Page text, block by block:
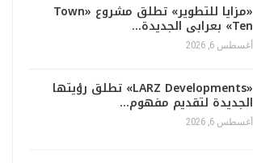
«مزايا للتطوير» تطلق مشروع «Town
Ten» بعرابى الجديدة…
أغسطس 6, 2026
«LARZ Developments» تطلق رؤيتها
الجديدة لتقديم مفهوم…
أغسطس 6, 2026